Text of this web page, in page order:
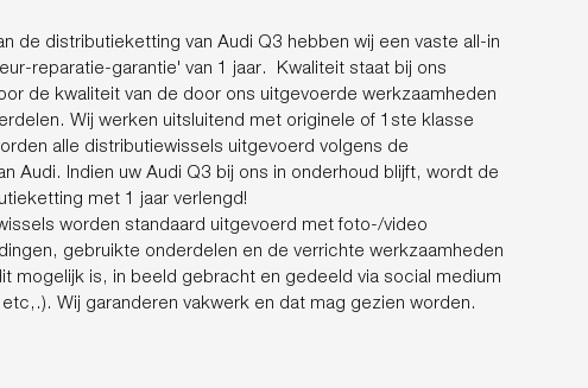
de distributieketting van Audi Q3 hebben wij een vaste all-in
reparatie-garantie' van 1 jaar. Kwaliteit staat bij ons
de kwaliteit van de door ons uitgevoerde werkzaamheden
Wij werken uitsluitend met originele of 1ste klasse
alle distributiewissels uitgevoerd volgens de
Audi. Indien uw Audi Q3 bij ons in onderhoud blijft, wordt de
met 1 jaar verlengd!
worden standaard uitgevoerd met foto-/video
gebruikte onderdelen en de verrichte werkzaamheden
mogelijk is, in beeld gebracht en gedeeld via social medium
Wij garanderen vakwerk en dat mag gezien worden.